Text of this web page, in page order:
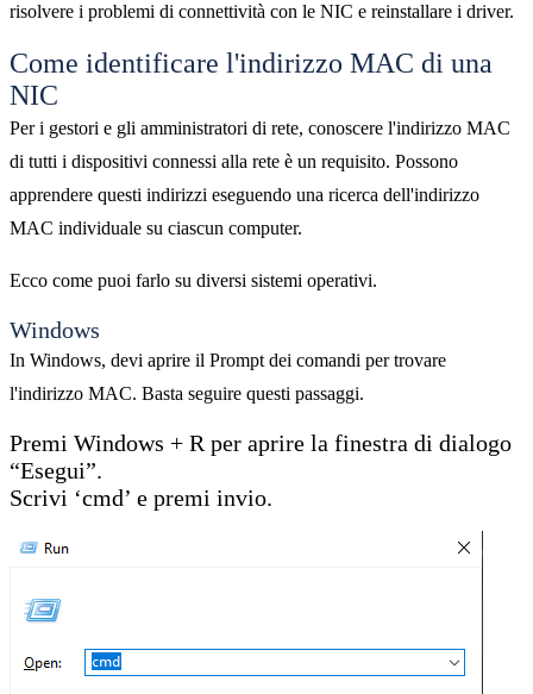
risolvere i problemi di connettività con le NIC e reinstallare i driver.
Come identificare l'indirizzo MAC di una
NIC
Per i gestori e gli amministratori di rete, conoscere l'indirizzo MAC
di tutti i dispositivi connessi alla rete è un requisito. Possono
apprendere questi indirizzi eseguendo una ricerca dell'indirizzo
MAC individuale su ciascun computer.
Ecco come puoi farlo su diversi sistemi operativi.
Windows
In Windows, devi aprire il Prompt dei comandi per trovare
l'indirizzo MAC. Basta seguire questi passaggi.
Premi Windows + R per aprire la finestra di dialogo
“Esegui”.
Scrivi ‘cmd’ e premi invio.